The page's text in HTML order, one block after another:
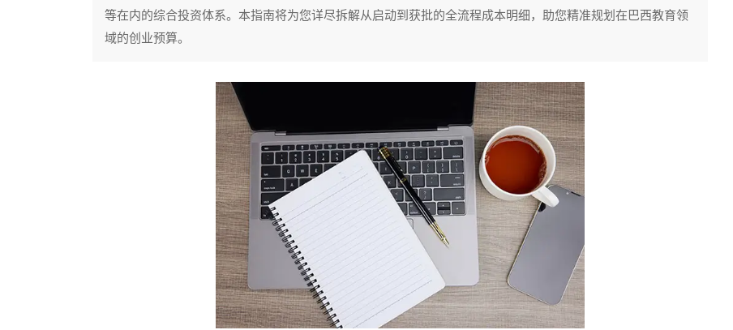
等在内的综合投资体系。本指南将为您详尽拆解从启动到获批的全流程成本明细，助您精准规划在巴西教育领
域的创业预算。